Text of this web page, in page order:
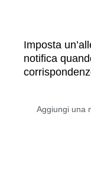
Imposta
notifica